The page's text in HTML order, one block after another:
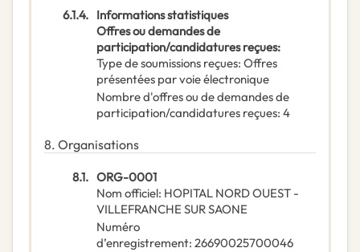
6.1.4. Informations statistiques
Offres ou demandes de
participation/candidatures reçues:
Type de soumissions reçues: Offres
présentées par voie électronique
Nombre d'offres ou de demandes de
participation/candidatures reçues: 4
8. Organisations
8.1. ORG-0001
Nom officiel: HOPITAL NORD OUEST -
VILLEFRANCHE SUR SAONE
Numéro
d’enregistrement: 26690025700046